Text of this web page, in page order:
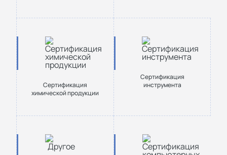
Сертификация
химической продукции
Сертификация
инструмента